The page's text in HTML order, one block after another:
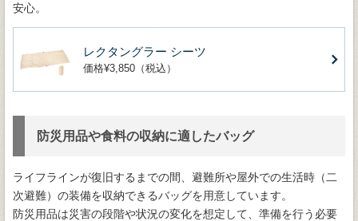
安心。
レクタングラー シーツ
価格¥3,850（税込）
防災用品や食料の収納に適したバッグ
ライフラインが復旧するまでの間、避難所や屋外での生活時（二
次避難）の装備を収納できるバッグを用意しています。
防災用品は災害の段階や状況の変化を想定して、準備を行う必要